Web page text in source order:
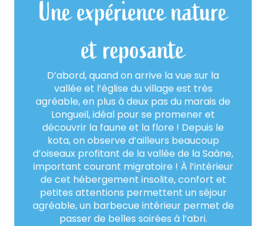
Une expérience nature
et reposante
D’abord, quand on arrive la vue sur la
vallée et l’église du village est très
agréable, en plus à deux pas du marais de
Longueil, idéal pour se promener et
découvrir la faune et la flore ! Depuis le
kota, on observe d’ailleurs beaucoup
d’oiseaux profitant de la vallée de la Saâne,
important courant migratoire ! À l’intérieur
de cet hébergement insolite, confort et
petites attentions permettent un séjour
agréable, un barbecue intérieur permet de
passer de belles soirées à l’abri.